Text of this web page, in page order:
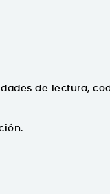
de lectura,